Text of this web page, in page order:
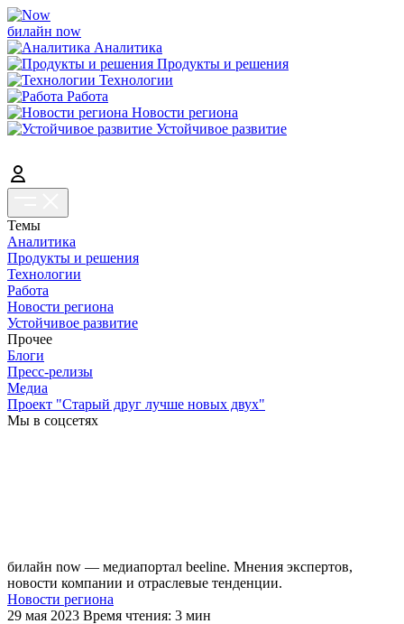
билайн now
Аналитика
Продукты и решения
Технологии
Работа
Новости региона
Устойчивое развитие
Темы
Аналитика
Продукты и решения
Технологии
Работа
Новости региона
Устойчивое развитие
Прочее
Блоги
Пресс-релизы
Медиа
Проект "Старый друг лучше новых двух"
Мы в соцсетях
билайн now — медиапортал beeline. Мнения экспертов,
новости компании и отраслевые тенденции.
Новости региона
29 мая 2023 Время чтения: 3 мин